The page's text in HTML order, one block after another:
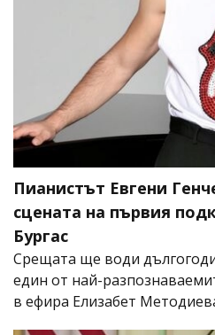
Пианистът Евгени
сцената на първия
Бургас
Срещата ще води
един от най-
в ефира Елизабет